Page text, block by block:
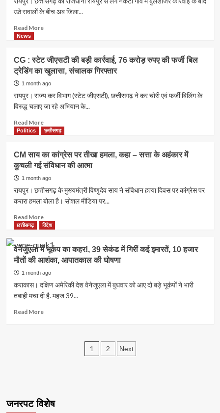
दुर्लभ
तस्वीरें
में
ने
CBI
जांच
दी
मंजूरी,
खुलेगा
हत्याकांड
पूरा
सच
उठे सवालों के बीच अब जिला...
Read MoreRead
CG
:
बुलडोजर
के
का
60
मिला
नया
आशियाना,
बोली
नहीं
अन्याय
News
CG : स्टेट जीएसटी की बड़ी कार्रवाई, 76 करोड़ रुपए की फर्जी बिल
ट्रेडिंग का खुलासा, संचालक गिरफ्तार
1 month ago
रायपुर। राज्य कर विभाग (स्टेट जीएसटी), छत्तीसगढ़ ने कर चोरी एवं फर्जी बिलिंग के
विरुद्ध चलाए जा रहे अभियान के...
Read MoreRead
more
:
स्टेट
जीएसटी
की
बड़ी
कार्रवाई,
करोड़
की
फर्जी
बिल
ट्रेडिंग
का
खुलासा,
संचालक
Politics छत्तीसगढ़
CM साय का कांग्रेस पर तीखा हमला, कहा – सत्ता के अहंकार में
कुचली गई संविधान की आत्मा
1 month ago
रायपुर। छत्तीसगढ़ के मुख्यमंत्री विष्णुदेव साय ने संविधान हत्या दिवस पर कांग्रेस पर
करारा हमला बोला है। सोशल मीडिया पर...
Read MoreRead
more
CM
साय
का
कांग्रेस
पर
तीखा
हमला,
आत्मा
छत्तीसगढ़ विदेश
वेनेजुएला में भूकंप का कहर!, 39 सेकंड में गिरीं कई इमारतें, 10 हजार
मौतों की आशंका, आपातकाल की घोषणा
1 month ago
कराकास। दक्षिण अमेरिकी देश वेनेजुएला में बुधवार को आए दो बड़े भूकंपों ने भारी
तबाही मचा दी है. महज 39...
Read MoreRead
में
Posts
1 2 Next
जनरपट विशेष